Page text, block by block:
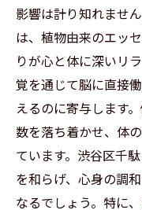
影響は計り知れませ
は、植物由来のエッ
りが心と体に深いリ
覚を通じて脳に直接
えるのに寄与します
数を落ち着かせ、体
ています。渋谷区千
を和らげ、心身の調
なるでしょう。特に